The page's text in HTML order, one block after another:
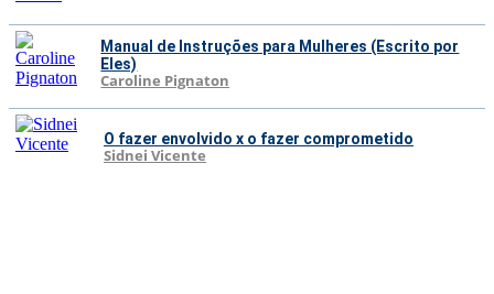
Manual de Instruções para Mulheres (Escrito por
Eles)
Caroline Pignaton
O fazer envolvido x o fazer comprometido
Sidnei Vicente